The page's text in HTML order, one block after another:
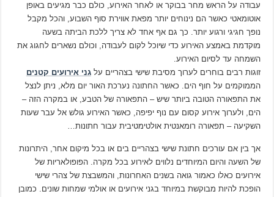
עבודה על הראש מחר בבוקר או לאחר האירוע, כולם כבר מגיעים באופן
אוטומאטי כאשר הם נינוחים יותר מפאת אווירת סוף השבוע, והכל מקבל
נופך חגיגי ורגוע יותר. כך גם אף אחד לא צריך ללכת הביתה בשעה
מוקדמת באמצע האירוע כדי שיוכל לקום לעבודה, וכולם נשארים לחגוג את
השמחה עד לסיום האירוע.
זוגות רבים בוחרים לערוך מסיבת שישי בצהריים עלגני אירועים קטנים
הממוקמים על חוף הים. כאשר החתונה נערכת האור יום מלא, ניתן לנצל
את התפאורה הטובה ביותר שיש – התפאורה של הטבע, או במקרה הזה –
הים, ולערוך אירוע קסום עם נוף יפיפה, כאשר האירוע גולש אל עבר שעות
השקיעה – תפאורה רומאנטית אולטימטיבית עבור חתונות…
אך בין אם עורכים חתונת שישי בצהריים בים או בכל מיקום אחר, היתרונות
של השעה והיום המיוחדים נלווים לאירוע בכל מקרה. הפופולאריות של
אירועים כאלו כאמור גואה בשנים האחרונות, והמשבצת של צהרי שישי
הופכת להיות מבוקשת במיוחד בגני אירועים או אולמי שמחות שונים. כמובן